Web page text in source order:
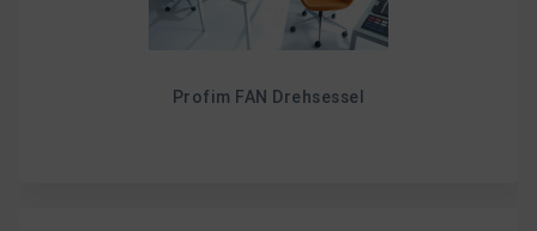
Profim FAN Drehsessel